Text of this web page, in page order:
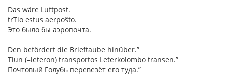
Das wäre Luftpost.
trTio estus aerpoŝto.
Это было бы аэропочта.
Den befördert die Brieftaube hinüber.”
Tiun (=leteron) transportos Leterkolombo transen.”
Почтовый Голубь перевезёт его туда.”